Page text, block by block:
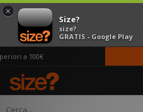
×
Size?
size?
GRATIS - Google Play
a 100€
Home Donna